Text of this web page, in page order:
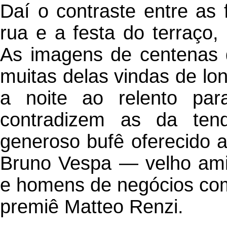
Daí o contraste entre as
rua e a festa do
As imagens de
muitas delas vindas de
a noite ao relento
contradizem as da
generoso bufê oferecido
Bruno Vespa — velho
e homens de negócios
premiê Matteo Renzi.